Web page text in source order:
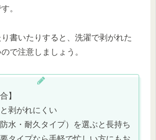
。
書いたりすると、洗濯で剥がれた
で注意しましょう。
】
剥がれにくい
水・耐久タイプ）を選ぶと長持ち